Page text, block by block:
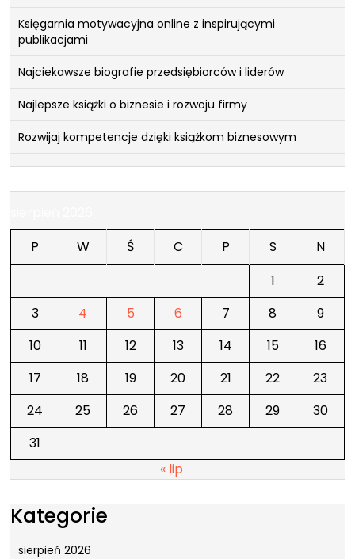
Księgarnia motywacyjna online z inspirującymi
publikacjami
Najciekawsze biografie przedsiębiorców i liderów
Najlepsze książki o biznesie i rozwoju firmy
Rozwijaj kompetencje dzięki książkom biznesowym
P
W Ś C P S
N
1
2
3
4 5 6 7 8
9
10
11 12 13 14 15
16
17
18 19 20 21 22
23
24
25 26 27 28 29
30
31
« lip
Kategorie
sierpień 2026